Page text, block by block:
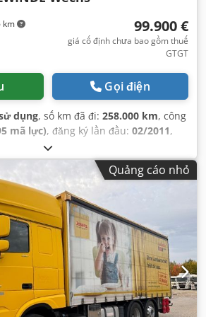
km 99.900 €
giá cố định chưa bao gồm thuế
GTGT
Gọi điện
dụng, số km đã đi: 258.000 km, công
mã lực), đăng ký lần đầu: 02/2011,
, trọng lượng tổng cộng:
, màu sắc:đỏ, loại truyền động bánh
mục khí thải:
, chiều dài không
mm, chiều rộng khoang hàng:
lọc muội than, bộ sưởi đỗ xe,
điện tử (ESP), cần cẩu, dẫn động
không khí ,
Quảng cáo nhỏ